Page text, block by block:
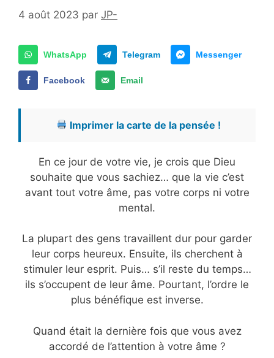
4 août 2023 par JP-
WhatsApp Telegram Messenger
Facebook Email
Imprimer la carte de la pensée !
En ce jour de votre vie, je crois que Dieu
souhaite que vous sachiez… que la vie c’est
avant tout votre âme, pas votre corps ni votre
mental.
La plupart des gens travaillent dur pour garder
leur corps heureux. Ensuite, ils cherchent à
stimuler leur esprit. Puis… s’il reste du temps…
ils s’occupent de leur âme. Pourtant, l’ordre le
plus bénéfique est inverse.
Quand était la dernière fois que vous avez
accordé de l’attention à votre âme ?